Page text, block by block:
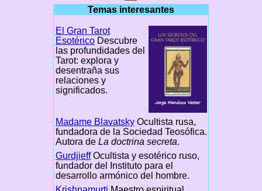
Temas interesantes
El Gran Tarot
EsotéricoDescubre
las profundidades del
Tarot: explora y
desentraña sus
relaciones y
significados.
Madame BlavatskyOcultista rusa,
fundadora de la Sociedad Teosófica.
Autora de La doctrina secreta.
GurdjieffOcultista y esotérico ruso,
fundador del Instituto para el
desarrollo armónico del hombre.